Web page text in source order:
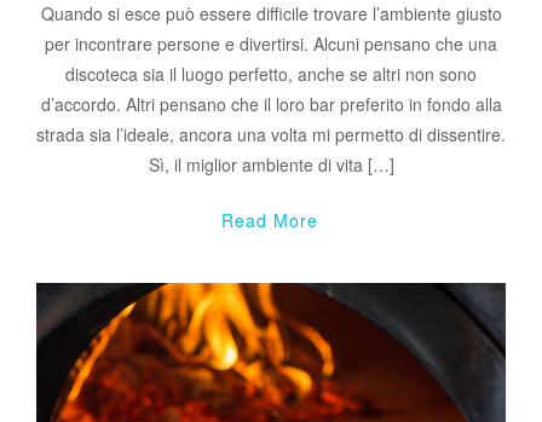
Quando si esce può essere difficile trovare l’ambiente giusto
per incontrare persone e divertirsi. Alcuni pensano che una
discoteca sia il luogo perfetto, anche se altri non sono
d’accordo. Altri pensano che il loro bar preferito in fondo alla
strada sia l’ideale, ancora una volta mi permetto di dissentire.
Sì, il miglior ambiente di vita […]
Read More